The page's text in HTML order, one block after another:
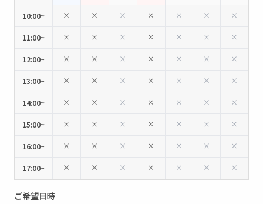
10:00~ × × × × × × ×
11:00~ × × × × × × ×
12:00~ × × × × × × ×
13:00~ × × × × × × ×
14:00~ × × × × × × ×
15:00~ × × × × × × ×
16:00~ × × × × × × ×
17:00~ × × × × × × ×
ご希望日時